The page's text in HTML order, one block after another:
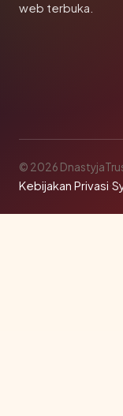
web terbuka.
© 2026
Kebijakan Privasi·